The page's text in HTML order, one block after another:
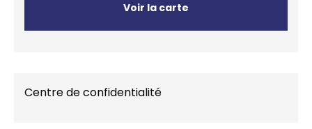
Voir la carte
Centre de confidentialité